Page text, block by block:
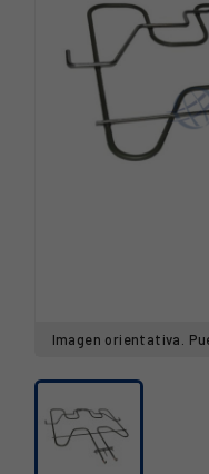
Imagen orientativa.